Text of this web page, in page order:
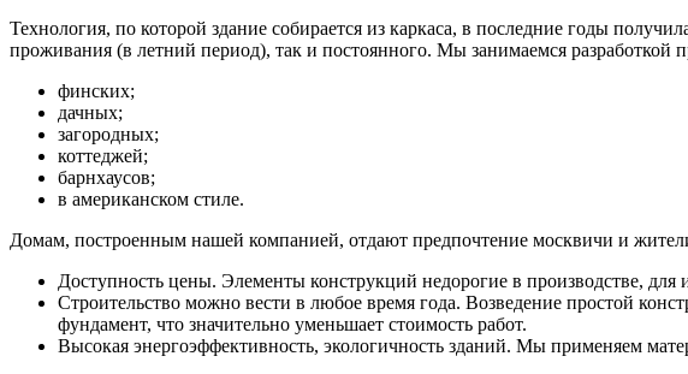
Технология, по которой здание собирается из каркаса, в последние годы
проживания (в летний период), так и постоянного. Мы занимаемся разработкой
финских;
дачных;
загородных;
коттеджей;
барнхаусов;
в американском стиле.
Домам, построенным нашей компанией, отдают предпочтение москвичи и
Доступность цены. Элементы конструкций недорогие в производстве,
Строительство можно вести в любое время года. Возведение простой
фундамент, что значительно уменьшает стоимость работ.
Высокая энергоэффективность, экологичность зданий. Мы применяем